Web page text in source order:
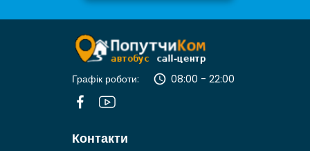
Графік роботи: 08:00 - 22:00
Контакти